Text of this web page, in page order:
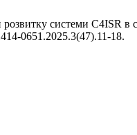
системи C4ISR в
0651.2025.3(47).11-18.